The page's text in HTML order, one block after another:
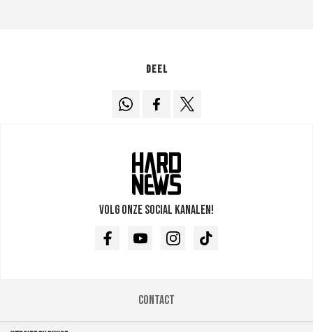
Deel
Volg onze social kanalen!
FacebookYoutubeInstagramTikTok
Contact